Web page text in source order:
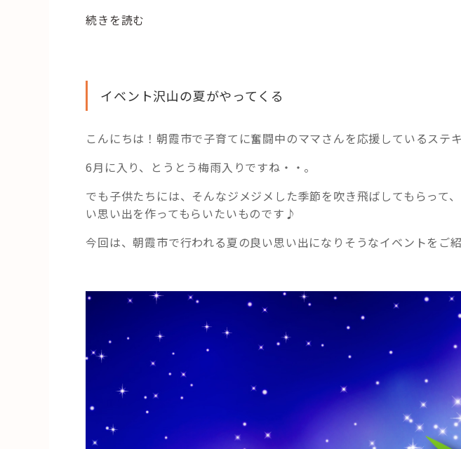
“朝
化
財
と
七
夕
コ
親
楽
夏
思
続きを読む
イベント沢山の夏がやってくる
こんにちは！朝霞市で子育てに奮闘中のママさんを応援しているステ
6月に入り、とうとう梅雨入りですね・・。
でも子供たちには、そんなジメジメした季節を吹き飛ばしてもらって
い思い出を作ってもらいたいものです♪
今回は、朝霞市で行われる夏の良い思い出になりそうなイベントをご